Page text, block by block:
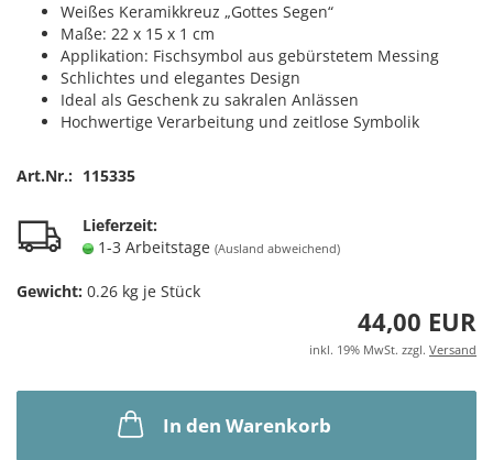
Weißes Keramikkreuz „Gottes Segen“
Maße: 22 x 15 x 1 cm
Applikation: Fischsymbol aus gebürstetem Messing
Schlichtes und elegantes Design
Ideal als Geschenk zu sakralen Anlässen
Hochwertige Verarbeitung und zeitlose Symbolik
Art.Nr.: 115335
Lieferzeit:
1-3 Arbeitstage (Ausland abweichend)
Gewicht: 0.26 kg je Stück
44,00 EUR
inkl. 19% MwSt. zzgl. Versand
In den Warenkorb